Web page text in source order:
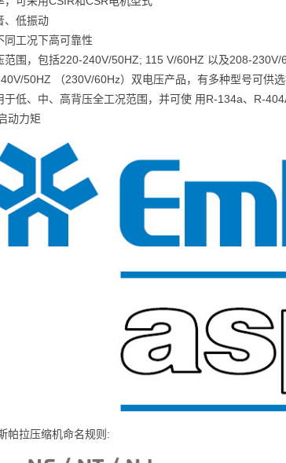
、低振动
同工况下高可靠性
范围，包括220-240V/50HZ; 115 V/60HZ 以及208-230V/
50HZ （230V/60Hz）双电压产品，有多种型号可供
于低、中、高背压全工况范围，并可使 用R-134a、R-
动力矩
帕拉压缩机命名规则: